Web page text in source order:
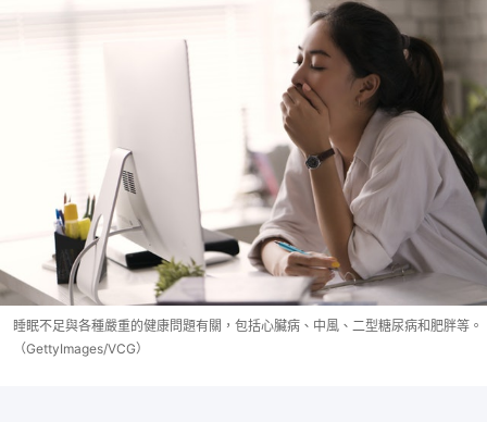
睡眠不足與各種嚴重的健康問題有關，包括心臟病、中風、二型糖尿病和肥胖等。
（GettyImages/VCG）